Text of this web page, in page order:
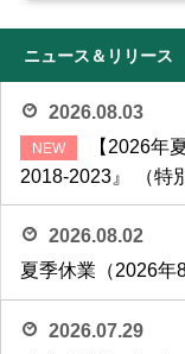
ニュース＆リリース
2026.08.03
【2026年
2018-2023』 （特
2026.08.02
夏季休業（2026年
2026.07.29